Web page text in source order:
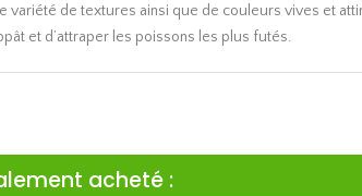
de textures ainsi que de couleurs vives et
et d’attraper les poissons les plus futés.
acheté :